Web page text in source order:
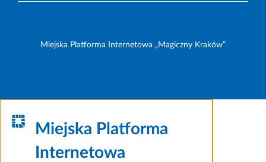
Miejska Platforma Internetowa „Magiczny Kraków”
Miejska Platforma
Internetowa